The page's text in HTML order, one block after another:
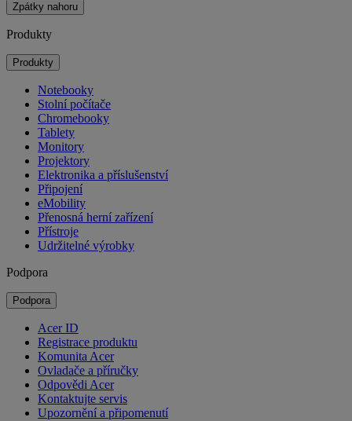
Zpátky nahoru
Produkty
Produkty
Notebooky
Stolní počítače
Chromebooky
Tablety
Monitory
Projektory
Elektronika a příslušenství
Připojení
eMobility
Přenosná herní zařízení
Přístroje
Udržitelné výrobky
Podpora
Podpora
Acer ID
Registrace produktu
Komunita Acer
Ovladače a příručky
Odpovědi Acer
Kontaktujte servis
Upozornění a připomenutí